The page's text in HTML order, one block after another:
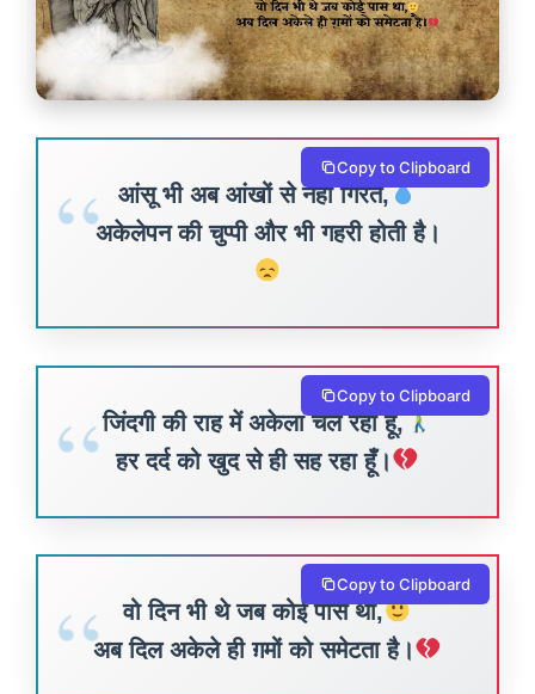
आंसू भी अब आंखों से नहीं गिरते,
अकेलेपन की चुप्पी और भी गहरी होती है।
Copy to Clipboard
जिंदगी की राह में अकेला चल रहा हूँ,
हर दर्द को खुद से ही सह रहा हूँ।
Copy to Clipboard
वो दिन भी थे जब कोई पास था,
अब दिल अकेले ही ग़मों को समेटता है।
Copy to Clipboard